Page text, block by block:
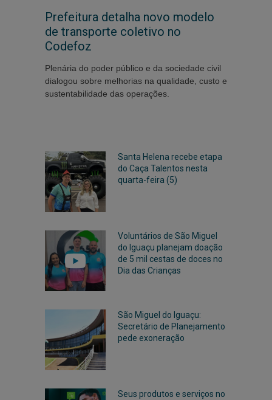
Prefeitura detalha novo modelo
de transporte coletivo no
Codefoz
Plenária do poder público e da sociedade civil
dialogou sobre melhorias na qualidade, custo e
sustentabilidade das operações.
Santa Helena recebe etapa
do Caça Talentos nesta
quarta-feira (5)
Voluntários de São Miguel
do Iguaçu planejam doação
de 5 mil cestas de doces no
Dia das Crianças
São Miguel do Iguaçu:
Secretário de Planejamento
pede exoneração
Seus produtos e serviços no